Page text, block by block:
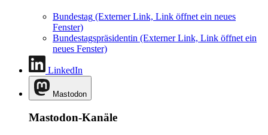
Bundestag (Externer Link, Link öffnet ein neues
Fenster)
Bundestagspräsidentin (Externer Link, Link öffnet ein
neues Fenster)
LinkedIn
Mastodon
Mastodon-Kanäle